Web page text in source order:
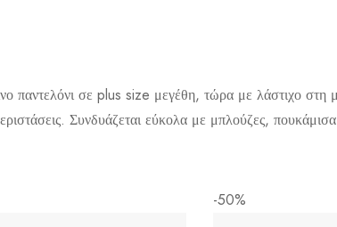
παντελόνι σε plus size μεγέθη, τώρα με λάστιχο στη
Συνδυάζεται εύκολα με μπλούζες,
-50%